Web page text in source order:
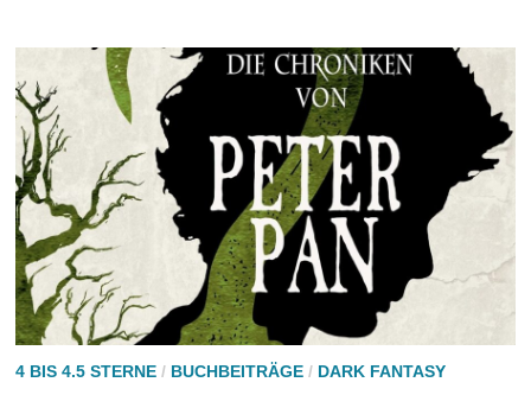
4 BIS 4.5 STERNE/ BUCHBEITRÄGE/ DARK FANTASY